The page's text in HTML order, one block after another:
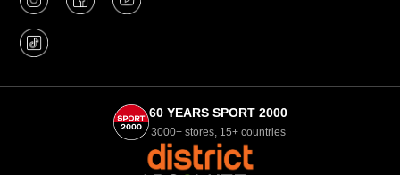
60 YEARS SPORT 2000
3000+ stores, 15+ countries